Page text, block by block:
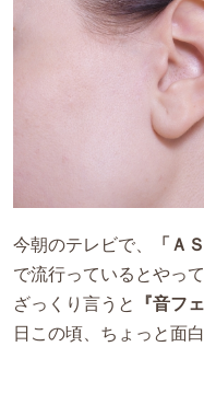
今朝のテレビで、 「Ａ
で流行っているとやって
ざっくり言うと
『音フ
日この頃、ちょっと面